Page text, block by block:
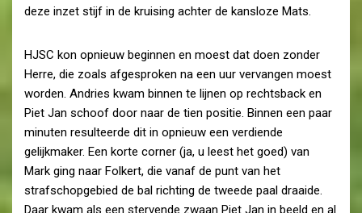
deze inzet stijf in de kruising achter de kansloze Mats.
HJSC kon opnieuw beginnen en moest dat doen zonder
Herre, die zoals afgesproken na een uur vervangen moest
worden. Andries kwam binnen te lijnen op rechtsback en
Piet Jan schoof door naar de tien positie. Binnen een paar
minuten resulteerde dit in opnieuw een verdiende
gelijkmaker. Een korte corner (ja, u leest het goed) van
Mark ging naar Folkert, die vanaf de punt van het
strafschopgebied de bal richting de tweede paal draaide.
Daar kwam als een stervende zwaan Piet Jan in beeld en al